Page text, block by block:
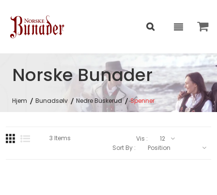
Norske Bunader
Hjem Bunadsølv Nedre Buskerud Spenner
3 Items
Vis :
Sort By :